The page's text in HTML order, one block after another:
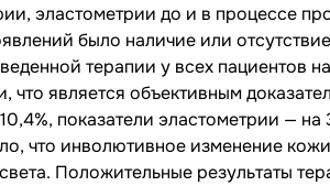
эластометрии до и в процессе
было наличие или
терапии у всех
что является объективным
показатели эластометрии —
что инволютивное изменение
Положительные результаты